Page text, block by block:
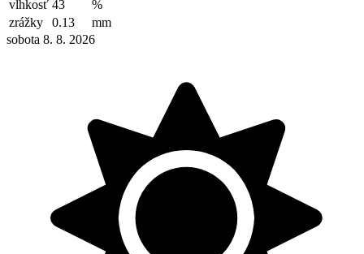
vlhkosť 43
%
zrážky
0.13
mm
sobota 8. 8. 2026